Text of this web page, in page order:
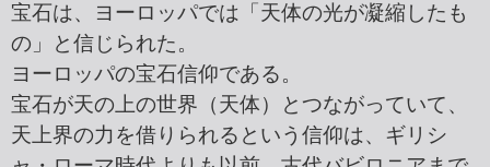
宝石は、ヨーロッパでは「天体の光が凝縮したも
の」と信じられた。
ヨーロッパの宝石信仰である。
宝石が天の上の世界（天体）とつながっていて、
天上界の力を借りられるという信仰は、ギリシ